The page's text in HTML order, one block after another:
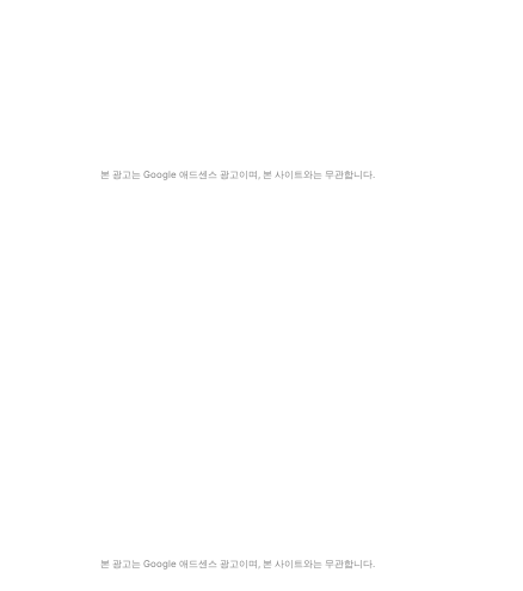
본 광고는 Google 애드센스 광고이며, 본 사이트와는 무관합니다.
본 광고는 Google 애드센스 광고이며, 본 사이트와는 무관합니다.